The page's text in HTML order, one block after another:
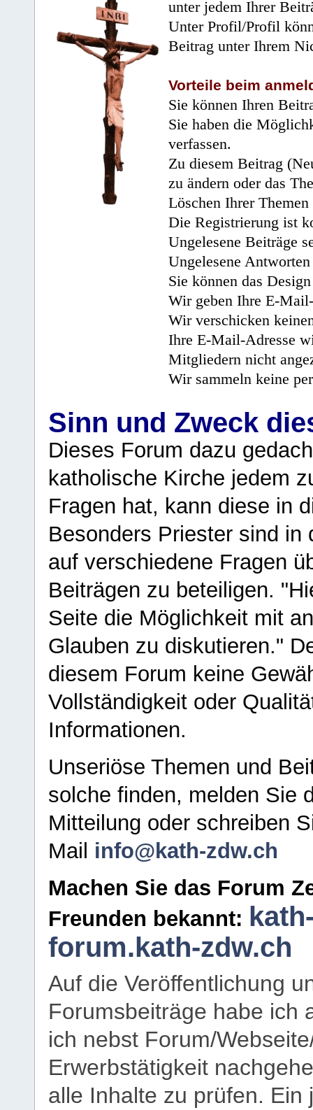
unter jedem Ihrer
Unter Profil/Profil
Beitrag unter Ihrem
Vorteile beim
Sie können Ihren
Sie haben die
verfassen.
Zu diesem Beitrag
zu ändern oder das
Löschen Ihrer
Die Registrierung ist
Ungelesene Beiträge
Ungelesene
Sie können das
Wir geben Ihre E-
Wir verschicken
Ihre E-Mail-Adresse
Mitgliedern nicht
Wir sammeln keine
Sinn und Zweck
Dieses Forum dazu
katholische Kirche jedem
Fragen hat, kann diese in
Besonders Priester sind in
auf verschiedene Fragen
Beiträgen zu beteiligen.
Seite die Möglichkeit mit
Glauben zu diskutieren."
diesem Forum keine
Vollständigkeit oder
Informationen.
Unseriöse Themen und
solche finden, melden Sie
Mitteilung oder schreiben
Mail info@kath-zdw.ch
Machen Sie das Forum
Freunden bekannt:
forum.kath-zdw.ch
Auf die Veröffentlichung
Forumsbeiträge habe ich
ich nebst Forum/
Erwerbstätigkeit
alle Inhalte zu prüfen.